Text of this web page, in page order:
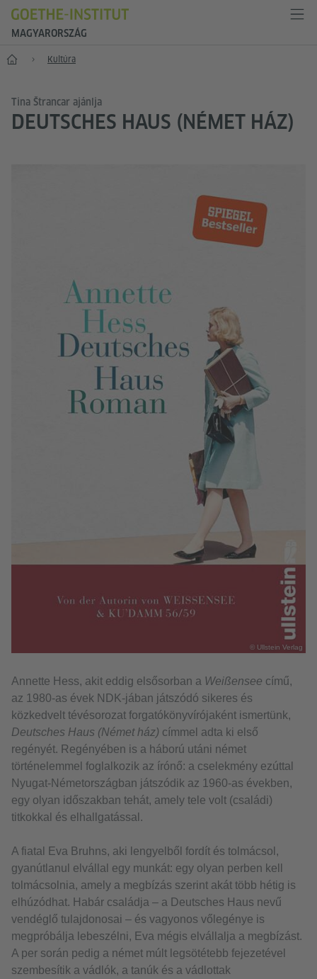
MAGYARORSZÁG
Főoldal Kultúra
Tina Štrancar ajánlja
DEUTSCHES HAUS (NÉMET HÁZ)
© Ullstein Verlag
Annette Hess, akit eddig elsősorban a Weißensee című,
az 1980-as évek NDK-jában játszódó sikeres és
közkedvelt tévésorozat forgatókönyvírójaként ismertünk,
Deutsches Haus (Német ház) címmel adta ki első
regényét. Regényében is a háború utáni német
történelemmel foglalkozik az írónő: a cselekmény ezúttal
Nyugat-Németországban játszódik az 1960-as években,
egy olyan időszakban tehát, amely tele volt (családi)
titkokkal és elhallgatással.
A fiatal Eva Bruhns, aki lengyelből fordít és tolmácsol,
gyanútlanul elvállal egy munkát: egy olyan perben kell
tolmácsolnia, amely a megbízás szerint akát több hétig is
elhúzódhat. Habár családja – a Deutsches Haus nevű
vendéglő tulajdonosai – és vagyonos vőlegénye is
megpróbálja lebeszélni, Eva mégis elvállalja a megbízást.
A per során pedig a német múlt legsötétebb fejezetével
szembesítik a vádlók, a tanúk és a vádlottak